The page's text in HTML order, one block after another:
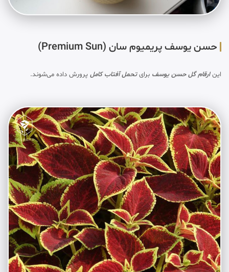
حسن یوسف پریمیوم سان (Premium Sun)
اینارقام گل حسن یوسف برای تحمل آفتاب کامل پرورش داده می‌شوند.